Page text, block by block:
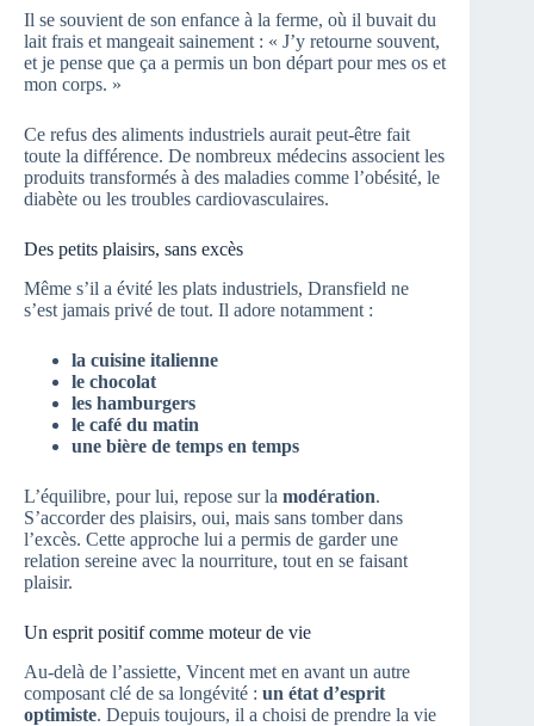
Il se souvient de son enfance à la ferme, où il buvait du
lait frais et mangeait sainement : « J’y retourne souvent,
et je pense que ça a permis un bon départ pour mes os et
mon corps. »
Ce refus des aliments industriels aurait peut-être fait
toute la différence. De nombreux médecins associent les
produits transformés à des maladies comme l’obésité, le
diabète ou les troubles cardiovasculaires.
Des petits plaisirs, sans excès
Même s’il a évité les plats industriels, Dransfield ne
s’est jamais privé de tout. Il adore notamment :
la cuisine italienne
le chocolat
les hamburgers
le café du matin
une bière de temps en temps
L’équilibre, pour lui, repose sur la modération.
S’accorder des plaisirs, oui, mais sans tomber dans
l’excès. Cette approche lui a permis de garder une
relation sereine avec la nourriture, tout en se faisant
plaisir.
Un esprit positif comme moteur de vie
Au-delà de l’assiette, Vincent met en avant un autre
composant clé de sa longévité : un état d’esprit
optimiste. Depuis toujours, il a choisi de prendre la vie